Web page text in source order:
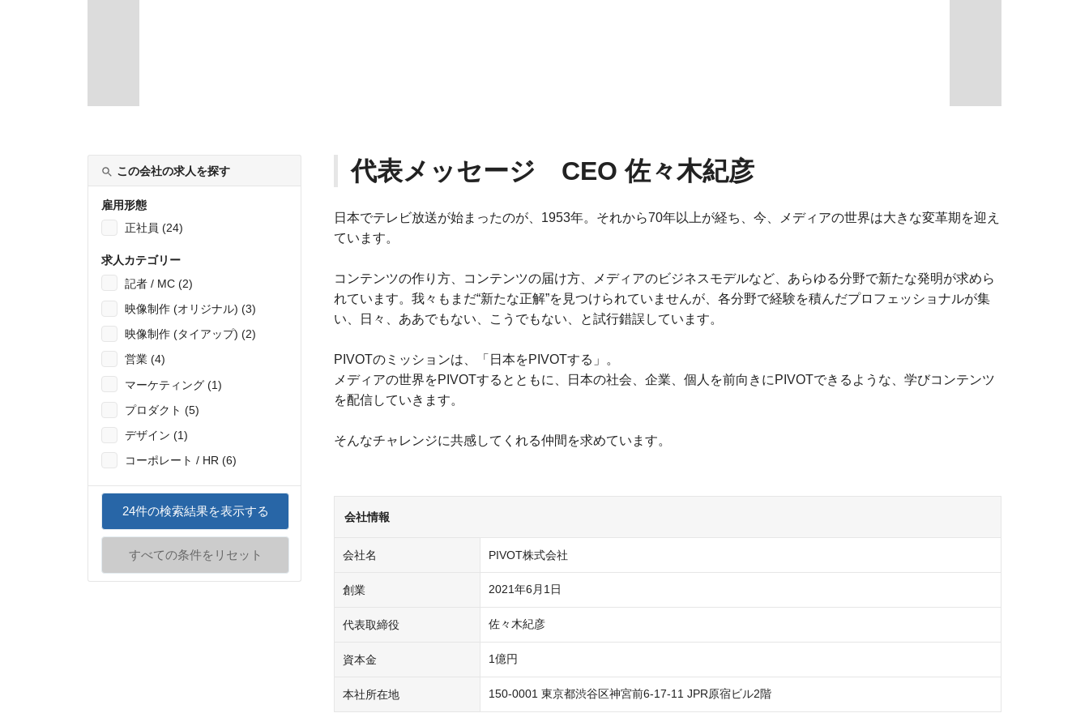
この会社の求人を探す
雇用形態
正社員 (24)
求人カテゴリー
記者 / MC (2)
映像制作 (オリジナル) (3)
映像制作 (タイアップ) (2)
営業 (4)
マーケティング (1)
プロダクト (5)
デザイン (1)
コーポレート / HR (6)
24件の検索結果を表示する
すべての条件をリセット
代表メッセージ CEO 佐々木紀彦
日本でテレビ放送が始まったのが、1953年。それから70年以上が経ち、今、メディアの世界は大きな変革期を迎え
ています。
コンテンツの作り方、コンテンツの届け方、メディアのビジネスモデルなど、あらゆる分野で新たな発明が求めら
れています。我々もまだ“新たな正解”を見つけられていませんが、各分野で経験を積んだプロフェッショナルが集
い、日々、ああでもない、こうでもない、と試行錯誤しています。
PIVOTのミッションは、「日本をPIVOTする」。
メディアの世界をPIVOTするとともに、日本の社会、企業、個人を前向きにPIVOTできるような、学びコンテンツ
を配信していきます。
そんなチャレンジに共感してくれる仲間を求めています。
会社情報
会社名 PIVOT株式会社
創業
代表取締役
資本金
本社所在地